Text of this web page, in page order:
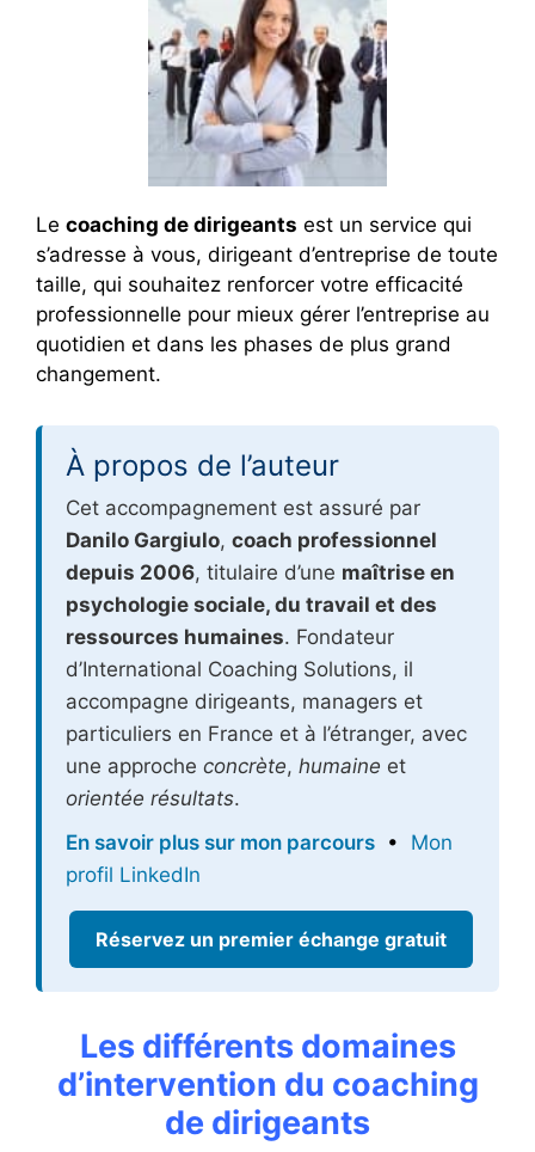
Le coaching de dirigeants est un service qui
s’adresse à vous, dirigeant d’entreprise de toute
taille, qui souhaitez renforcer votre efficacité
professionnelle pour mieux gérer l’entreprise au
quotidien et dans les phases de plus grand
changement.
À propos de l’auteur
Cet accompagnement est assuré par
Danilo Gargiulo, coach professionnel
depuis 2006, titulaire d’une maîtrise en
psychologie sociale, du travail et des
ressources humaines. Fondateur
d’International Coaching Solutions, il
accompagne dirigeants, managers et
particuliers en France et à l’étranger, avec
une approche concrète, humaine et
orientée résultats.
En savoir plus sur mon parcours • Mon
profil LinkedIn
Réservez un premier échange gratuit
Les différents domaines
d’intervention du coaching
de dirigeants